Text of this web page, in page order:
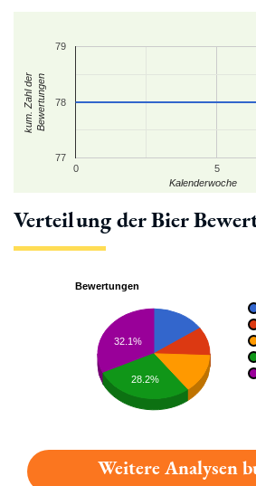
0 5
77
78
79
Kalenderwoche
kum. Zahl derBewertungen
Verteilung der Bier
Bewertungen
32.1%
28.2%
Weitere Analysen